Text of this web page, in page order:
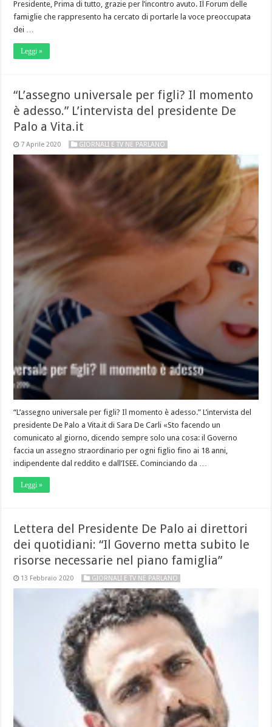
Presidente, Prima di tutto, grazie per l’incontro avuto. Il Forum delle
famiglie che rappresento ha cercato di portarle la voce preoccupata
dei …
Leggi »
“L’assegno universale per figli? Il momento
è adesso.” L’intervista del presidente De
Palo a Vita.it
7 Aprile 2020 GIORNALI E TV NE PARLANO
“L’assegno universale per figli? Il momento è adesso.” L’intervista del
presidente De Palo a Vita.it di Sara De Carli «Sto facendo un
comunicato al giorno, dicendo sempre solo una cosa: il Governo
faccia un assegno straordinario per ogni figlio fino ai 18 anni,
indipendente dal reddito e dall’ISEE. Cominciando da …
Leggi »
Lettera del Presidente De Palo ai direttori
dei quotidiani: “Il Governo metta subito le
risorse necessarie nel piano famiglia”
13 Febbraio 2020 GIORNALI E TV NE PARLANO